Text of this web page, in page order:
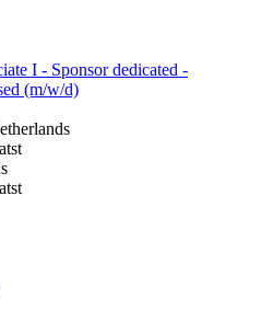
I - Sponsor dedicated -
(m/w/d)